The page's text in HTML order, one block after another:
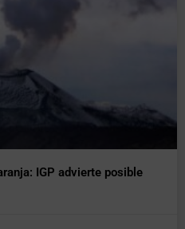
IGP advierte posible